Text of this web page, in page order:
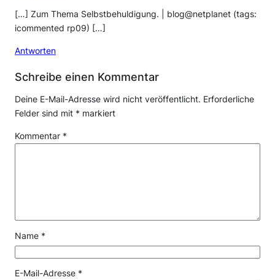
[…] Zum Thema Selbstbehuldigung. | blog@netplanet (tags:
icommented rp09) […]
Antworten
Schreibe einen Kommentar
Deine E-Mail-Adresse wird nicht veröffentlicht. Erforderliche
Felder sind mit * markiert
Kommentar *
Name *
E-Mail-Adresse *